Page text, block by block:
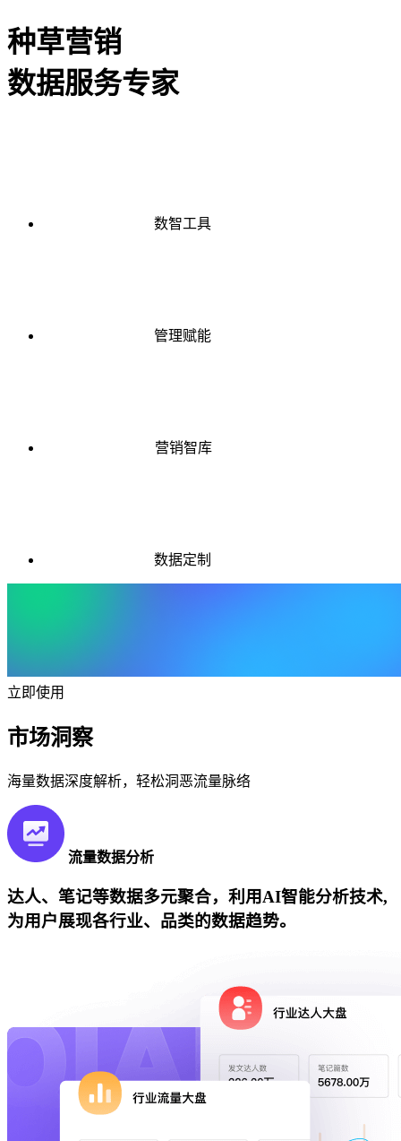
种草营销
数据服务专家
数智工具
管理赋能
营销智库
数据定制
立即使用
市场洞察
海量数据深度解析，轻松洞恶流量脉络
流量数据分析
达人、笔记等数据多元聚合，利用AI智能分析技术,
为用户展现各行业、品类的数据趋势。